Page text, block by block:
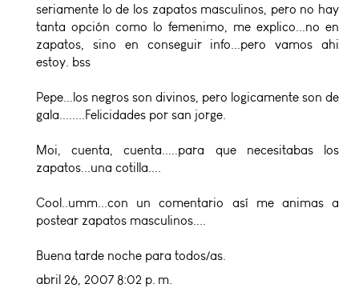
seriamente lo de los zapatos masculinos, pero no hay
tanta opción como lo femenimo, me explico...no en
zapatos, sino en conseguir info...pero vamos ahi
estoy. bss
Pepe...los negros son divinos, pero logicamente son de
gala........Felicidades por san jorge.
Moi, cuenta, cuenta.....para que necesitabas los
zapatos...una cotilla....
Cool..umm...con un comentario así me animas a
postear zapatos masculinos....
Buena tarde noche para todos/as.
abril 26, 2007 8:02 p. m.